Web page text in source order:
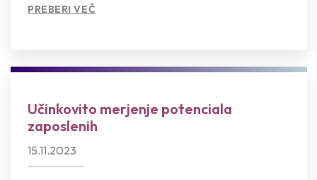
PREBERI VEČ
Učinkovito merjenje potenciala
zaposlenih
15.11.2023